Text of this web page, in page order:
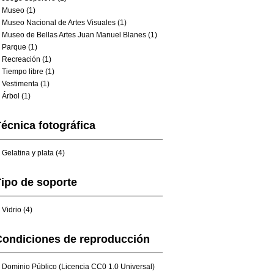
Museo (1)
Museo Nacional de Artes Visuales (1)
Museo de Bellas Artes Juan Manuel Blanes (1)
Parque (1)
Recreación (1)
Tiempo libre (1)
Vestimenta (1)
Árbol (1)
fotográfica
Gelatina y plata (4)
de soporte
Vidrio (4)
de reproducción
Dominio Público (Licencia CC0 1.0 Universal)